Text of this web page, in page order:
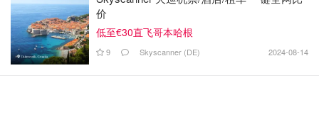
价
低至€30直飞哥本哈根
9 Skyscanner (DE) 2024-08-14